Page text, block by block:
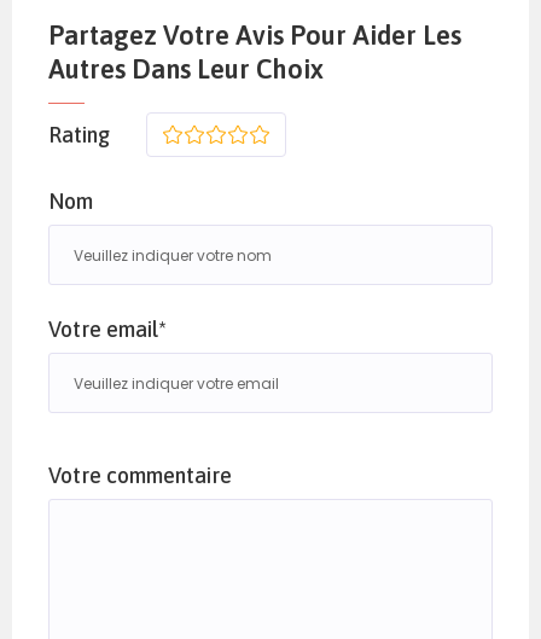
Partagez Votre Avis Pour Aider Les
Autres Dans Leur Choix
Rating 5
4
3
2
Nom
Votre email*
Votre commentaire